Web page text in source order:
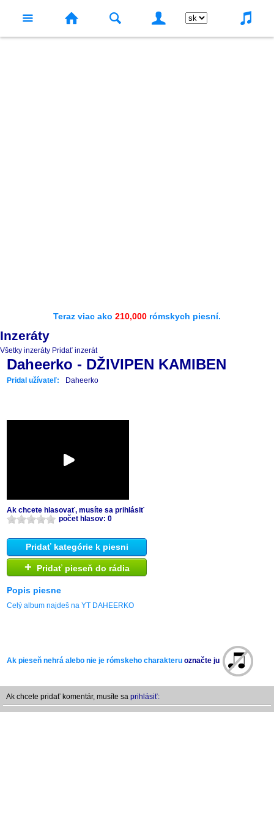
Teraz viac ako 210,000 rómskych piesní.
Inzeráty
Všetky inzeráty Pridať inzerát
Daheerko - DŽIVIPEN KAMIBEN
Pridal užívateľ: Daheerko
Ak chcete hlasovať, musíte sa prihlásiť
počet hlasov: 0
Pridať kategórie k piesni
+ Pridať pieseň do rádia
Popis piesne
Celý album najdeš na YT DAHEERKO
Ak pieseň nehrá alebo nie je rómskeho charakteru označte ju
Ak chcete pridať komentár, musíte sa prihlásiť: